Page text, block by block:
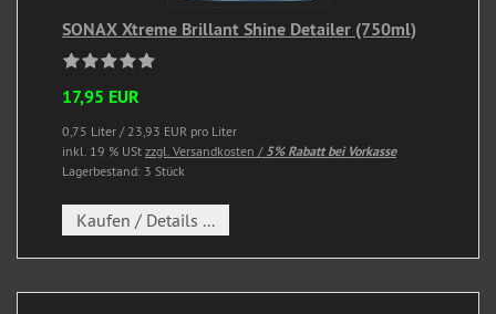
SONAX Xtreme Brillant Shine Detailer (750ml)
17,95 EUR
0,75 Liter / 23,93 EUR pro Liter
inkl. 19 % USt zzgl. Versandkosten / 5% Rabatt bei Vorkasse
Lagerbestand: 3 Stück
Kaufen / Details ...